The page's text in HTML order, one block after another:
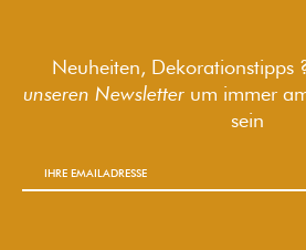
Neuheiten, Dekorationstipps
unseren Newsletter um immer
sein